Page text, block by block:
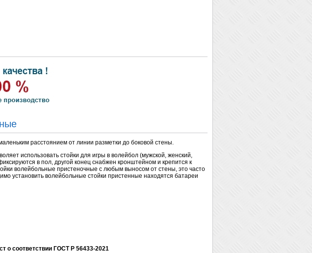
расстоянием от линии разметки до боковой стены.
использовать стойки для игры в волейбол (мужской, женский,
в пол, другой конец снабжен кронштейном и крепится к
волейбольные пристеночные с любым выносом от стены, это часто
установить волейбольные стойки пристенные находятся батареи
о соответствии ГОСТ Р 56433-2021